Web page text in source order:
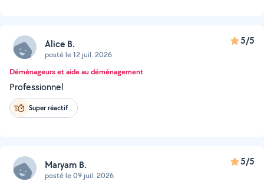
Alice B.
posté le 12 juil. 2026
5/5
Déménageurs et aide au déménagement
Professionnel
Super réactif
Maryam B.
posté le 09 juil. 2026
5/5